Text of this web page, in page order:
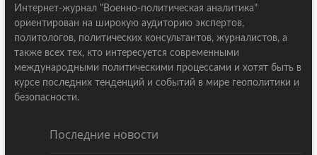
Интернет-журнал "Военно-политическая аналитика"
ориентирован на широкую аудиторию экспертов,
политологов, политических консультантов, журналистов, а
также всех тех, кто интересуется современными
международными политическими процессами и хотят быть в
курсе последних тенденций и событий в мире геополитики и
безопасности.
Последние новости